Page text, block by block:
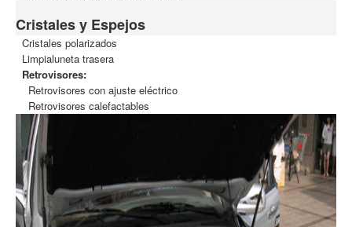
Cristales y Espejos
Cristales polarizados
Limpialuneta trasera
Retrovisores:
Retrovisores con ajuste eléctrico
Retrovisores calefactables